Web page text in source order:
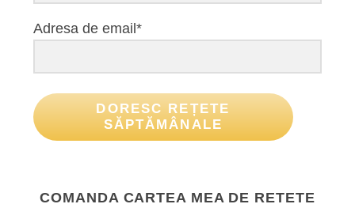
Adresa de email*
DORESC REȚETE
SĂPTĂMÂNALE
COMANDA CARTEA MEA DE RETETE